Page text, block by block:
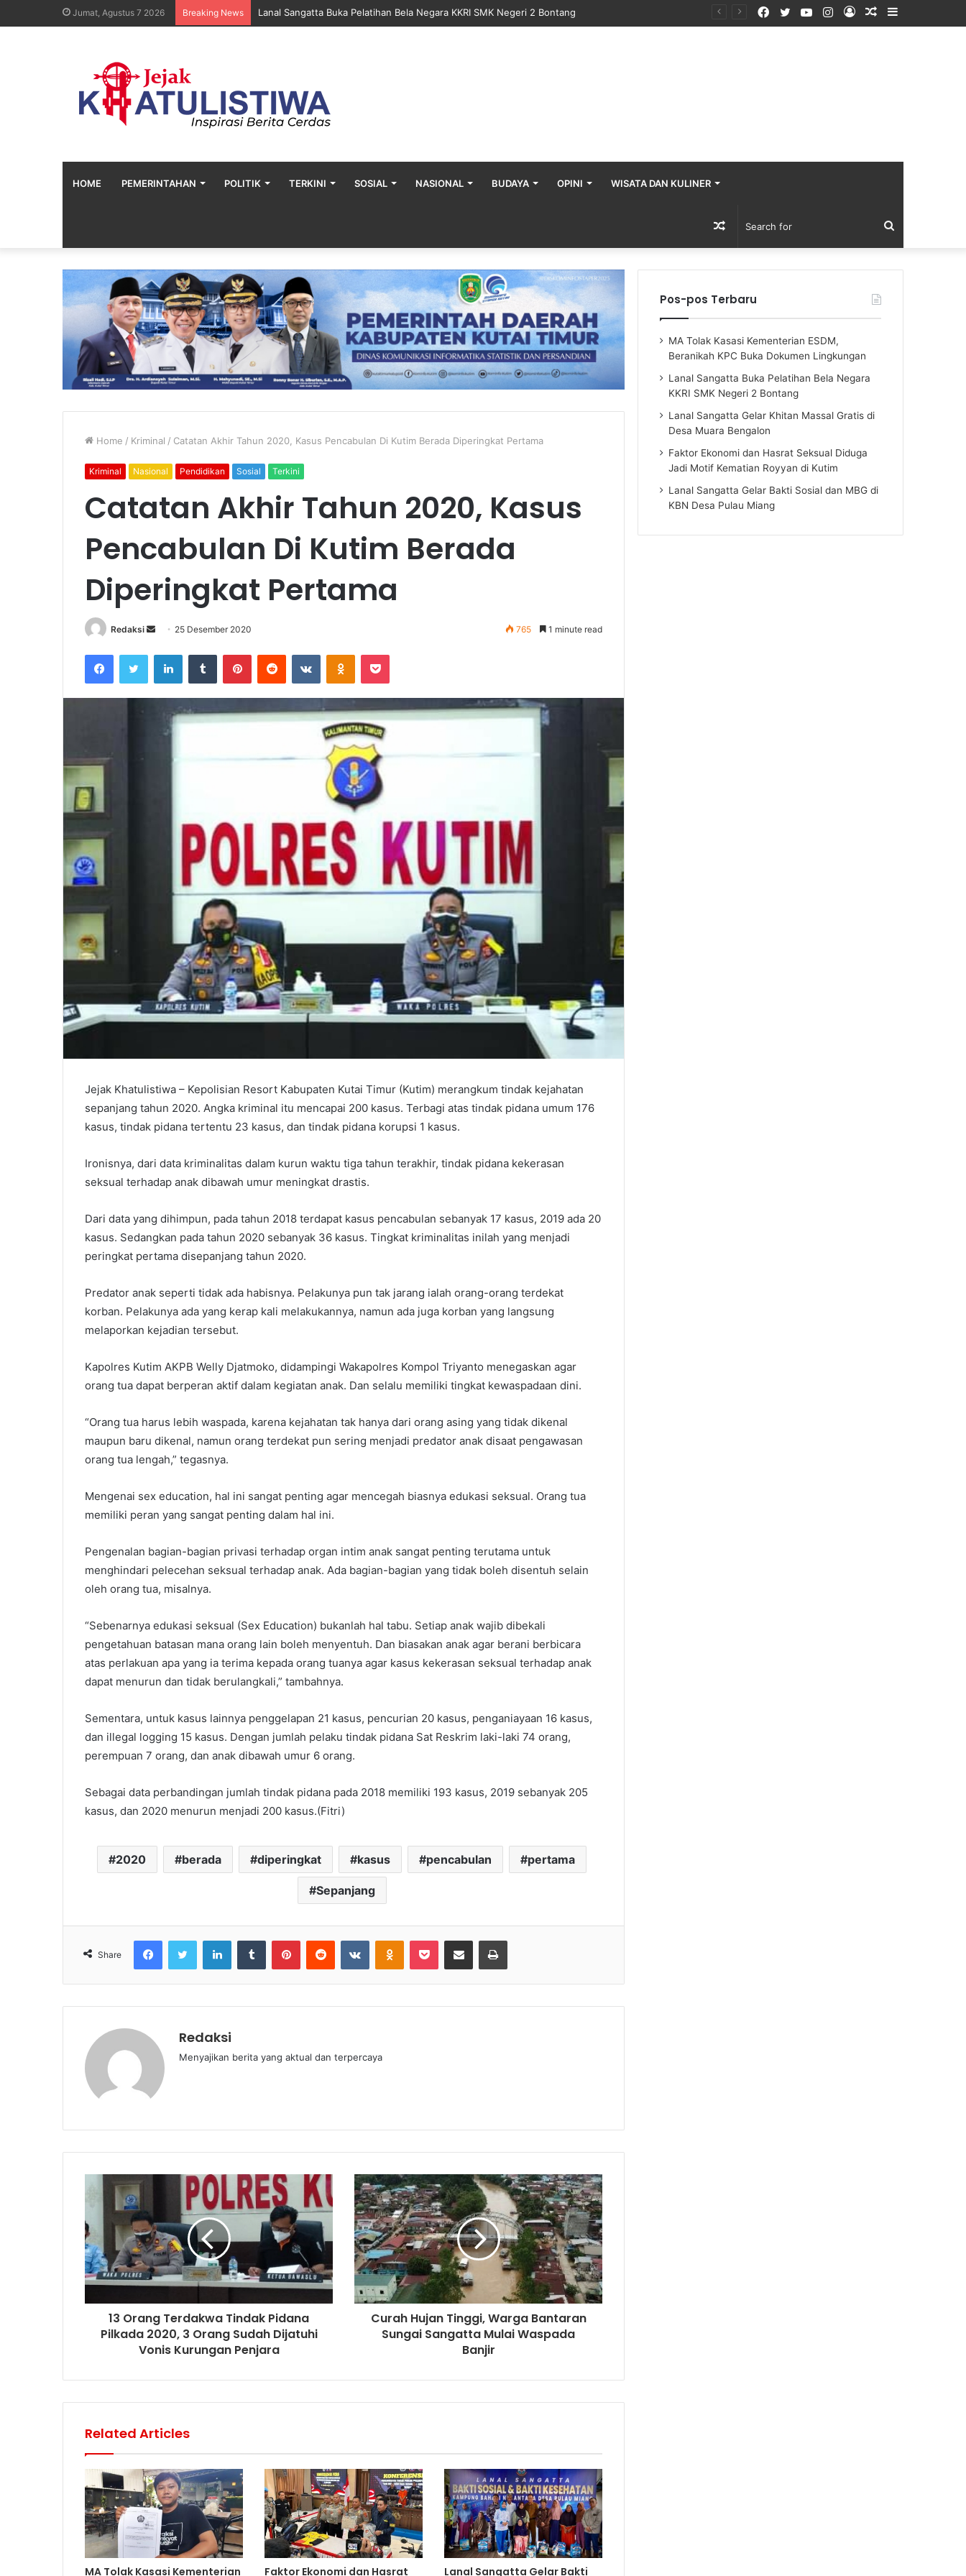
Jumat, Agustus 7 2026 Breaking News Lanal Sangatta Buka Pelatihan Bela Negara KKRI SMK Negeri 2 Bontang Sidebar
Random
Log
Instagram
YouTube
Twitter
Facebook
HOME PEMERINTAHAN POLITIK TERKINI SOSIAL NASIONAL BUDAYA OPINI WISATA DAN KULINER
Search
for
Random
Article
Home / Kriminal / Catatan Akhir Tahun 2020, Kasus Pencabulan Di Kutim Berada Diperingkat Pertama
Kriminal Nasional Pendidikan Sosial Terkini
Catatan Akhir Tahun 2020, Kasus
Pencabulan Di Kutim Berada
Diperingkat Pertama
Redaksi
Send
email
25 Desember 2020 765 1 minute read
FacebookTwitter LinkedInTumblr PinterestReddit VKontakteOdnoklassniki
Pocket
Jejak Khatulistiwa – Kepolisian Resort Kabupaten Kutai Timur (Kutim) merangkum tindak kejahatan
sepanjang tahun 2020. Angka kriminal itu mencapai 200 kasus. Terbagi atas tindak pidana umum 176
kasus, tindak pidana tertentu 23 kasus, dan tindak pidana korupsi 1 kasus.
Ironisnya, dari data kriminalitas dalam kurun waktu tiga tahun terakhir, tindak pidana kekerasan
seksual terhadap anak dibawah umur meningkat drastis.
Dari data yang dihimpun, pada tahun 2018 terdapat kasus pencabulan sebanyak 17 kasus, 2019 ada 20
kasus. Sedangkan pada tahun 2020 sebanyak 36 kasus. Tingkat kriminalitas inilah yang menjadi
peringkat pertama disepanjang tahun 2020.
Predator anak seperti tidak ada habisnya. Pelakunya pun tak jarang ialah orang-orang terdekat
korban. Pelakunya ada yang kerap kali melakukannya, namun ada juga korban yang langsung
melaporkan kejadian tersebut.
Kapolres Kutim AKPB Welly Djatmoko, didampingi Wakapolres Kompol Triyanto menegaskan agar
orang tua dapat berperan aktif dalam kegiatan anak. Dan selalu memiliki tingkat kewaspadaan dini.
“Orang tua harus lebih waspada, karena kejahatan tak hanya dari orang asing yang tidak dikenal
maupun baru dikenal, namun orang terdekat pun sering menjadi predator anak disaat pengawasan
orang tua lengah,” tegasnya.
Mengenai sex education, hal ini sangat penting agar mencegah biasnya edukasi seksual. Orang tua
memiliki peran yang sangat penting dalam hal ini.
Pengenalan bagian-bagian privasi terhadap organ intim anak sangat penting terutama untuk
menghindari pelecehan seksual terhadap anak. Ada bagian-bagian yang tidak boleh disentuh selain
oleh orang tua, misalnya.
“Sebenarnya edukasi seksual (Sex Education) bukanlah hal tabu. Setiap anak wajib dibekali
pengetahuan batasan mana orang lain boleh menyentuh. Dan biasakan anak agar berani berbicara
atas perlakuan apa yang ia terima kepada orang tuanya agar kasus kekerasan seksual terhadap anak
dapat menurun dan tidak berulangkali,” tambahnya.
Sementara, untuk kasus lainnya penggelapan 21 kasus, pencurian 20 kasus, penganiayaan 16 kasus,
dan illegal logging 15 kasus. Dengan jumlah pelaku tindak pidana Sat Reskrim laki-laki 74 orang,
perempuan 7 orang, dan anak dibawah umur 6 orang.
Sebagai data perbandingan jumlah tindak pidana pada 2018 memiliki 193 kasus, 2019 sebanyak 205
kasus, dan 2020 menurun menjadi 200 kasus.(Fitri)
2020 berada diperingkat kasus pencabulan pertama
Sepanjang
Share
FacebookTwitter LinkedInTumblr PinterestReddit VKontakteOdnoklassniki
Pocket Share via Email Print
Redaksi
Menyajikan berita yang aktual dan terpercaya
13 Orang Terdakwa Tindak Pidana
Pilkada 2020, 3 Orang Sudah Dijatuhi
Vonis Kurungan Penjara
Curah Hujan Tinggi, Warga Bantaran
Sungai Sangatta Mulai Waspada
Banjir
Related Articles
MA Tolak Kasasi Kementerian Faktor Ekonomi dan Hasrat Lanal Sangatta Gelar Bakti
Pos-pos Terbaru
MA Tolak Kasasi Kementerian ESDM,
Beranikah KPC Buka Dokumen Lingkungan
Lanal Sangatta Buka Pelatihan Bela Negara
KKRI SMK Negeri 2 Bontang
Lanal Sangatta Gelar Khitan Massal Gratis di
Desa Muara Bengalon
Faktor Ekonomi dan Hasrat Seksual Diduga
Jadi Motif Kematian Royyan di Kutim
Lanal Sangatta Gelar Bakti Sosial dan MBG di
KBN Desa Pulau Miang